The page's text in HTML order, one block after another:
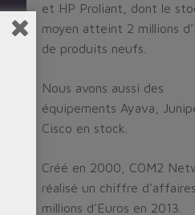
et HP Proliant, dont le
moyen atteint 2 millions
de produits neufs.
Nous avons aussi des
équipements Ayava,
Cisco en stock.
Créé en 2000, COM2
réalisé un chiffre
millions d’Euros en 2013.